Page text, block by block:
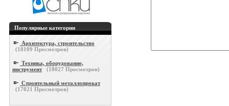
Популярные категории
Архитектура, строительство
(18109 Просмотров)
Техника, оборудование,
инструмент
(18027 Просмотров)
Строительный металлопрокат
(17021 Просмотров)